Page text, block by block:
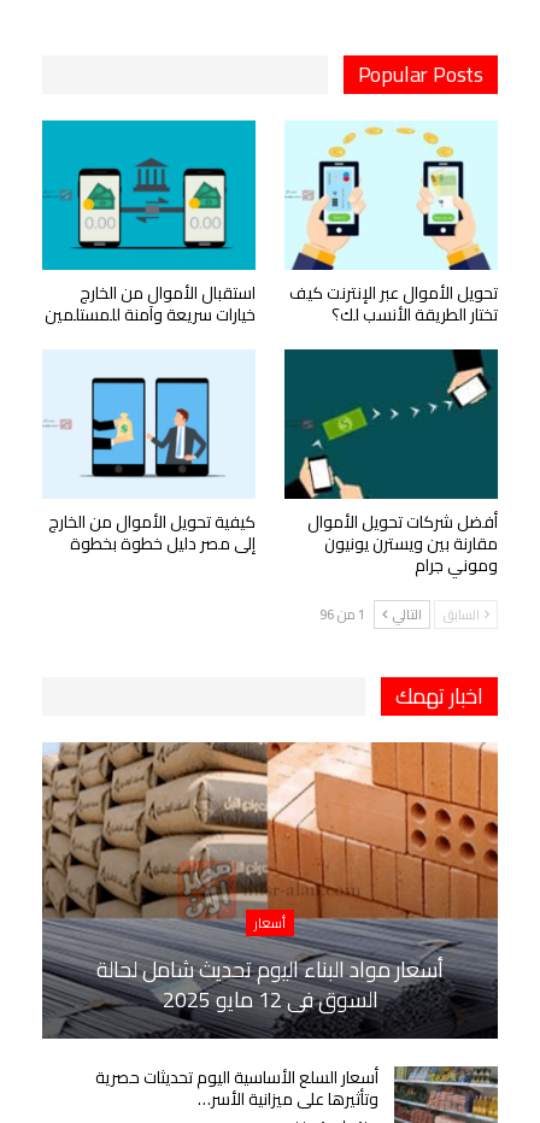
Popular Posts
تحويل الأموال عبر الإنترنت كيف
تختار الطريقة الأنسب لك؟
استقبال الأموال من الخارج
خيارات سريعة وآمنة للمستلمين
أفضل شركات تحويل الأموال
مقارنة بين ويسترن يونيون
وموني جرام
كيفية تحويل الأموال من الخارج
إلى مصر دليل خطوة بخطوة
السابق التالي 1 من 96
اخبار تهمك
أسعار
أسعار مواد البناء اليوم تحديث شامل لحالة
السوق في 12 مايو 2025
أسعار السلع الأساسية اليوم تحديثات حصرية
وتأثيرها على ميزانية الأسر…